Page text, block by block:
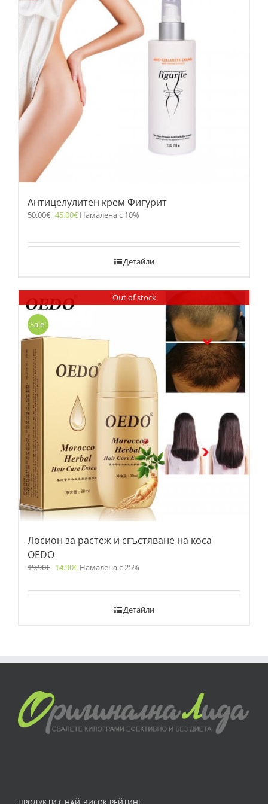
Антицелулитен крем Фигурит
50.00€ 45.00€ Намалена с 10%
Детайли
Out of stock
Sale!
Лосион за растеж и сгъстяване на коса
OEDO
19.90€ 14.90€ Намалена с 25%
Детайли